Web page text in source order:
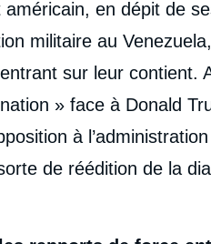
en dépit de
militaire au
sur leur contient.
» face à Donald
à
de réédition de la